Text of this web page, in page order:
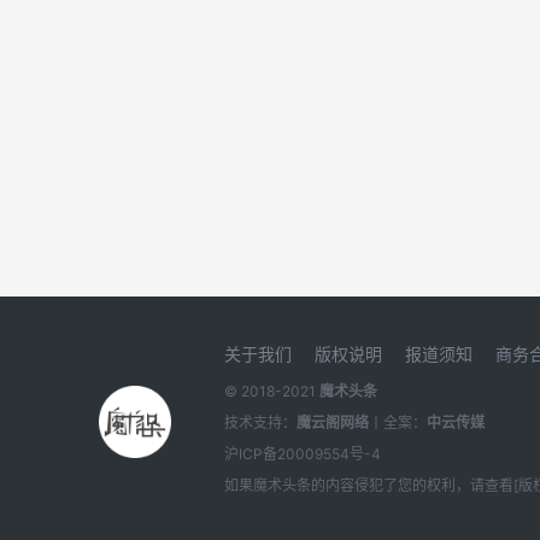
关于我们 版权说明 报道须知 商务
© 2018-2021 魔术头条
技术支持： 魔云阁网络 丨全案： 中云传媒
沪ICP备20009554号-4
如果 魔术头条的内容侵犯了您的权利，请查看[版